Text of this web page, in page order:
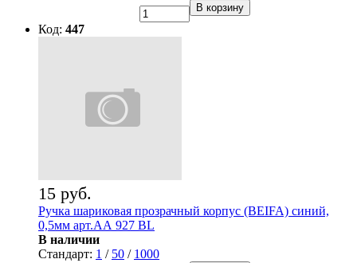
В корзину
Код: 447
15 руб.
Ручка шариковая прозрачный корпус (BEIFA) синий,
0,5мм арт.АА 927 BL
В наличии
Стандарт: 1 / 50 / 1000